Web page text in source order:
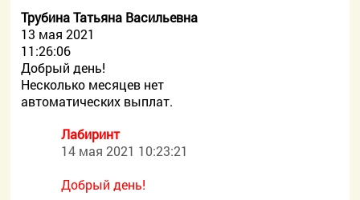
Трубина Татьяна Васильевна
13 мая 2021
11:26:06
Добрый день!
Несколько месяцев нет
автоматических выплат.
Лабиринт
14 мая 2021 10:23:21
Добрый день!